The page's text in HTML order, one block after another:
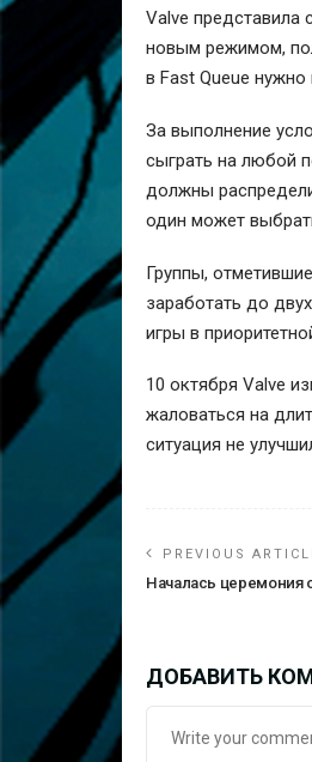
Valve представила
новым режимом,
в Fast Queue нужно
За выполнение
сыграть на любой
должны
один может
Группы,
заработать до
игры в
10 октября Valve
жаловаться на
ситуация не
PREVIOUS
Началась церемония
ДОБАВИТЬ